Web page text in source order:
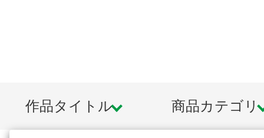
作品タイトル 商品カテゴリ